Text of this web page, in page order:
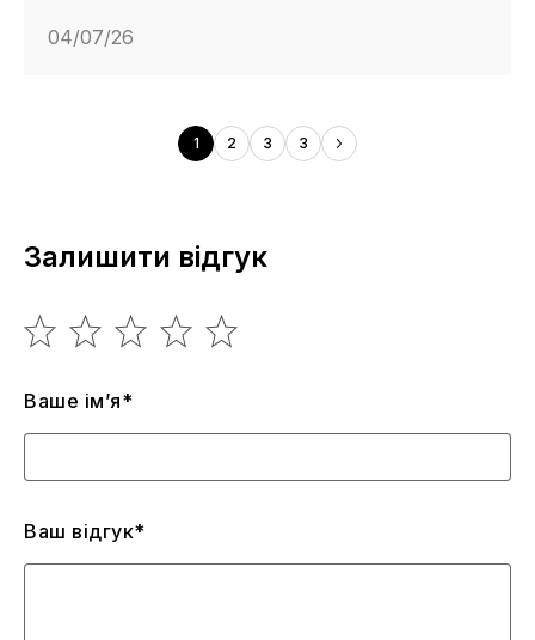
04/07/26
1 2 3 3
Залишити відгук
Ваше ім’я*
Ваш відгук*